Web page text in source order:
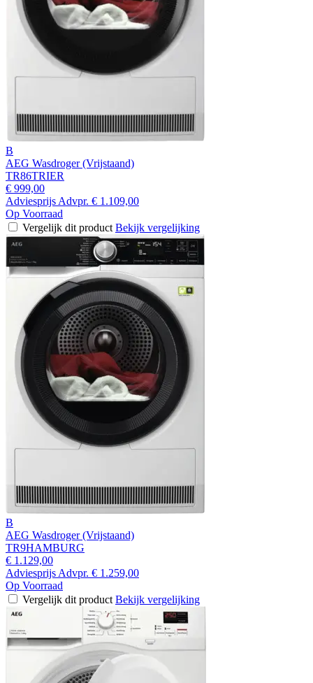
B
AEG Wasdroger (Vrijstaand)
TR86TRIER
€ 999,00
Adviesprijs Advpr. € 1.109,00
Op Voorraad
Vergelijk dit product Bekijk vergelijking
B
AEG Wasdroger (Vrijstaand)
TR9HAMBURG
€ 1.129,00
Adviesprijs Advpr. € 1.259,00
Op Voorraad
Vergelijk dit product Bekijk vergelijking